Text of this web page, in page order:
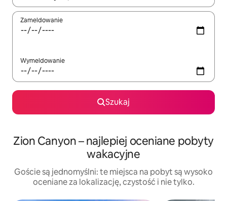
Zameldowanie
Wymeldowanie
Szukaj
Zion Canyon – najlepiej oceniane pobyty
wakacyjne
Goście są jednomyślni: te miejsca na pobyt są wysoko
oceniane za lokalizację, czystość i nie tylko.